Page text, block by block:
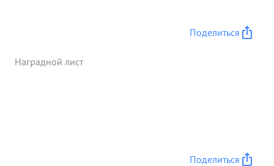
Поделиться
Наградной лист
Поделиться